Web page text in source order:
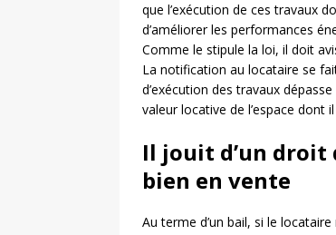
que l’exécution de ces travaux
d’améliorer les performances
Comme le stipule la loi, il doit
La notification au locataire se
d’exécution des travaux
valeur locative de l’espace dont
Il jouit d’un
bien en vente
Au terme d’un bail, si le